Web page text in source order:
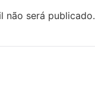
não será publicado.